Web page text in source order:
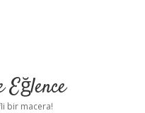
Eğlence
bir macera!